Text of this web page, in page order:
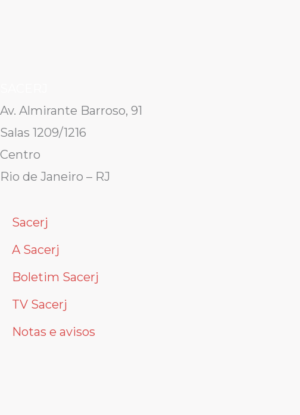
Av. Almirante Barroso, 91
Salas 1209/1216
Centro
Rio de Janeiro – RJ
Sacerj
A Sacerj
Boletim Sacerj
TV Sacerj
Notas e avisos